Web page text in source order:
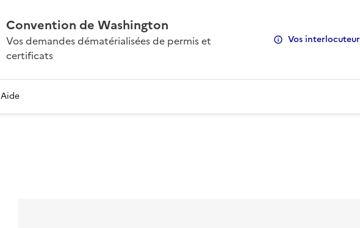
Convention de Washington
Vos demandes dématérialisées de permis et
certificats
Vos
Aide